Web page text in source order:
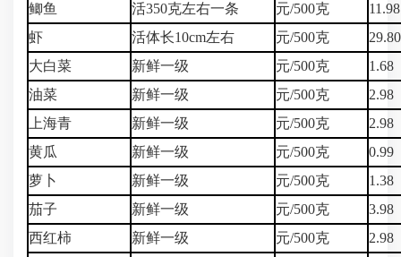
鲫鱼
活350克左右一条 元/500克
11.98
虾
活体长10cm左右 元/500克
大白菜
新鲜一级 元/500克
1.68
油菜
新鲜一级 元/500克
2.98
上海青
新鲜一级 元/500克
2.98
黄瓜
新鲜一级 元/500克
0.99
萝卜
新鲜一级 元/500克
1.38
茄子
新鲜一级 元/500克
3.98
西红柿
新鲜一级 元/500克
2.98